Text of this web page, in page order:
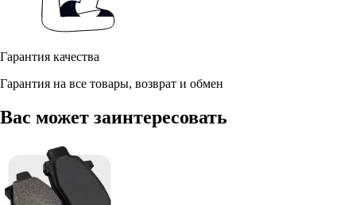
Гарантия качества
Гарантия на все товары, возврат и обмен
Вас может заинтересовать